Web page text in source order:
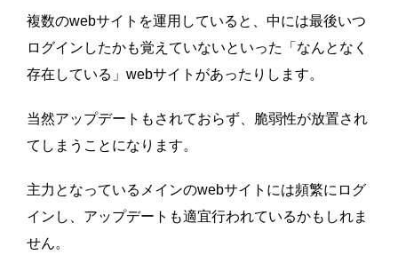
複数のwebサイトを運用していると、中には最後いつ
ログインしたかも覚えていないといった「なんとなく
存在している」webサイトがあったりします。
当然アップデートもされておらず、脆弱性が放置され
てしまうことになります。
主力となっているメインのwebサイトには頻繁にログ
インし、アップデートも適宜行われているかもしれま
せん。